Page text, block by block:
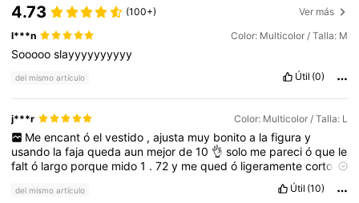
4.73 (100+) Ver más
l***n Color: Multicolor / Talla: M
Soooooslayyyyyyyyyy
del mismo artículo Útil (0)
j***r Color: Multicolor / Talla: L
Me encant ó el vestido , ajusta muy bonito a la figura y
usando lafajaquedaaun mejorde10 👌solo me parecióque le
faltó largo porque mido1 .72y mequedó ligeramentecorto ,
tobillos
buenoaunas
del mismo artículo Útil (10)